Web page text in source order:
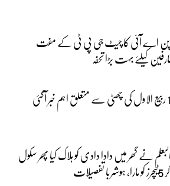
اے آئی کا چیٹ جی پی ٹی کے مفت
کیلئے بہت بڑا تحفہ
آگئی
نے گھر میں دادا دادی کو ہلاک کیا پھر سکول
تفصیلات